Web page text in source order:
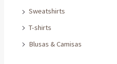
Sweatshirts
T-shirts
Blusas & Camisas